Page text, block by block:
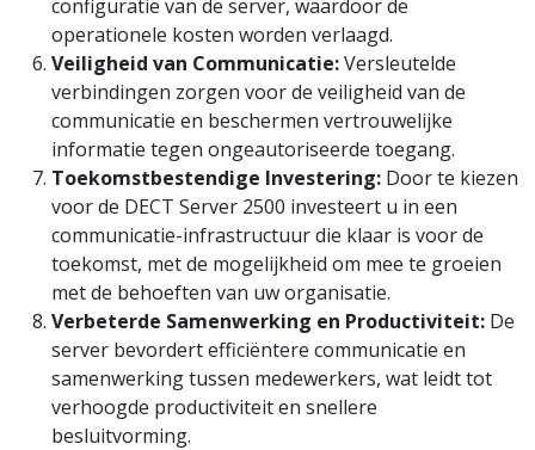
configuratie van de server, waardoor de
operationele kosten worden verlaagd.
Veiligheid van Communicatie:Versleutelde
verbindingen zorgen voor de veiligheid van de
communicatie en beschermen vertrouwelijke
informatie tegen ongeautoriseerde toegang.
Toekomstbestendige Investering: Door te kiezen
voor de DECT Server 2500 investeert u in een
communicatie-infrastructuur die klaar is voor de
toekomst, met de mogelijkheid om mee te groeien
met de behoeften van uw organisatie.
Verbeterde Samenwerking en Productiviteit: De
server bevordert efficiëntere communicatie en
samenwerking tussen medewerkers, wat leidt tot
verhoogde productiviteit en snellere
besluitvorming.